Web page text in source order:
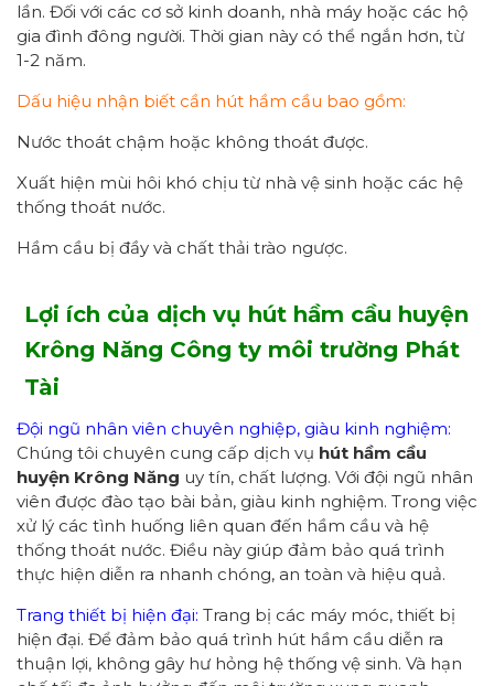
lần. Đối với các cơ sở kinh doanh, nhà máy hoặc các hộ
gia đình đông người. Thời gian này có thể ngắn hơn, từ
1-2 năm.
Dấu hiệu nhận biết cần hút hầm cầu bao gồm:
Nước thoát chậm hoặc không thoát được.
Xuất hiện mùi hôi khó chịu từ nhà vệ sinh hoặc các hệ
thống thoát nước.
Hầm cầu bị đầy và chất thải trào ngược.
Lợi ích của dịch vụ hút hầm cầu huyện
Krông Năng Công ty môi trường Phát
Tài
Đội ngũ nhân viên chuyên nghiệp, giàu kinh nghiệm:
Chúng tôi chuyên cung cấp dịch vụ hút hầm cầu
huyện Krông Năng uy tín, chất lượng. Với đội ngũ nhân
viên được đào tạo bài bản, giàu kinh nghiệm. Trong việc
xử lý các tình huống liên quan đến hầm cầu và hệ
thống thoát nước. Điều này giúp đảm bảo quá trình
thực hiện diễn ra nhanh chóng, an toàn và hiệu quả.
Trang thiết bị hiện đại: Trang bị các máy móc, thiết bị
hiện đại. Để đảm bảo quá trình hút hầm cầu diễn ra
thuận lợi, không gây hư hỏng hệ thống vệ sinh. Và hạn